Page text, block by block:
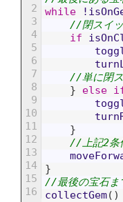
2
3
4
5
6
7
8
9
10
11
12
13
14
15
16
while
!
//閉スイッ
if
//単に閉
}
else
}
//上記2条
}
//最後の宝石ま
collectGem( )